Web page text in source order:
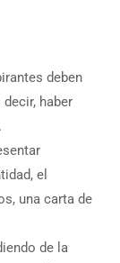
deben
haber
el
una carta de
de la